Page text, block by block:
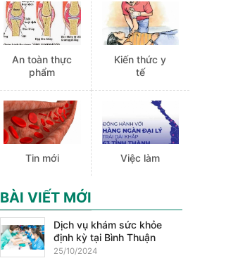
An toàn thực
phẩm
Kiến thức y
tế
Tin mới Việc làm
BÀI VIẾT MỚI
Dịch vụ khám sức khỏe
định kỳ tại Bình Thuận
25/10/2024